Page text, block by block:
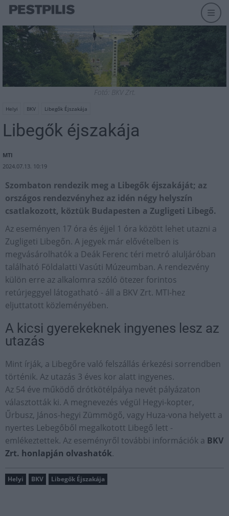
Fotó: BKV Zrt.
Helyi BKV Libegők Éjszakája
Libegők éjszakája
MTI
2024.07.13. 10:19
Szombaton rendezik meg a Libegők éjszakáját; az
országos rendezvényhez az idén négy helyszín
csatlakozott, köztük Budapesten a Zugligeti Libegő.
Az eseményen 17 óra és éjjel 1 óra között lehet utazni a
Zugligeti Libegőn. A jegyek már elővételben is
megvásárolhatók a Deák Ferenc téri metró aluljáróban
található Földalatti Vasúti Múzeumban. A rendezvény
külön erre az alkalomra szóló ötezer forintos
retúrjeggyel látogatható - áll a BKV Zrt. MTI-hez
eljuttatott közleményében.
A kicsi gyerekeknek ingyenes lesz az
utazás
Mint írják, a Libegőre való felszállás érkezési sorrendben
történik. Az utazás 3 éves kor alatt ingyenes.
Az 54 éve működő drótkötélpálya nevét pályázaton
választották ki. A megnevezés végül Hegyi-kopter,
Űrbusz, János-hegyi Zümmögő, vagy Huza-vona helyett a
nyertes Lebegőből megalkotott Libegő lett -
emlékeztettek. Az eseményről további információk a BKV
Zrt. honlapján olvashatók.
Helyi BKV Libegők Éjszakája